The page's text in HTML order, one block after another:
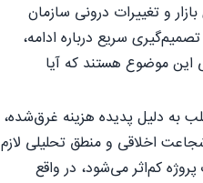
و تغییرات درونی سازمان
سریع درباره ادامه،
این موضوع هستند که آیا
به دلیل پدیده هزینه غرق‌شده،
اخلاقی و منطق تحلیلی لازم
کم‌اثر می‌شود، در واقع